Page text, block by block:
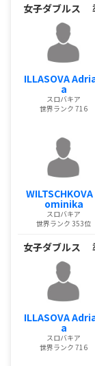
女子ダブルス
ILLASOVA
a
スロバキア
世界ランク 716
WILTSCHKOVA
ominika
スロバキア
世界ランク 353位
女子ダブルス
ILLASOVA
a
スロバキア
世界ランク 716